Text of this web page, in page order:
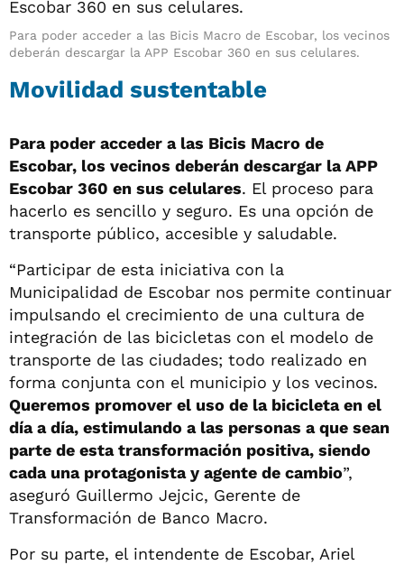
Para poder acceder a las Bicis Macro de Escobar, los vecinos
deberán descargar la APP Escobar 360 en sus celulares.
Movilidad sustentable
Para poder acceder a las Bicis Macro de
Escobar, los vecinos deberán descargar la APP
Escobar 360 en sus celulares. El proceso para
hacerlo es sencillo y seguro. Es una opción de
transporte público, accesible y saludable.
“Participar de esta iniciativa con la
Municipalidad de Escobar nos permite continuar
impulsando el crecimiento de una cultura de
integración de las bicicletas con el modelo de
transporte de las ciudades; todo realizado en
forma conjunta con el municipio y los vecinos.
Queremos promover el uso de la bicicleta en el
día a día, estimulando a las personas a que sean
parte de esta transformación positiva, siendo
cada una protagonista y agente de cambio”,
aseguró Guillermo Jejcic, Gerente de
Transformación de Banco Macro.
Por su parte, el intendente de Escobar, Ariel